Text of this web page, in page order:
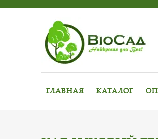
ГЛАВНАЯ КАТАЛОГ